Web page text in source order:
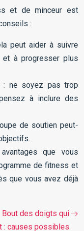
et de minceur est
:
peut aider à suivre
et à progresser plus
: ne soyez pas trop
à inclure des
de soutien peut-
que vous
de fitness et
que vous avez déjà
Bout des doigts qui
: causes possibles